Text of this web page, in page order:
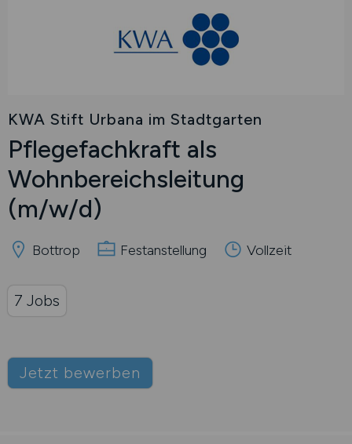
KWA Stift Urbana im Stadtgarten
Pflegefachkraft als
Wohnbereichsleitung
(m/w/d)
Bottrop Festanstellung Vollzeit
Jetzt bewerben
7 Jobs